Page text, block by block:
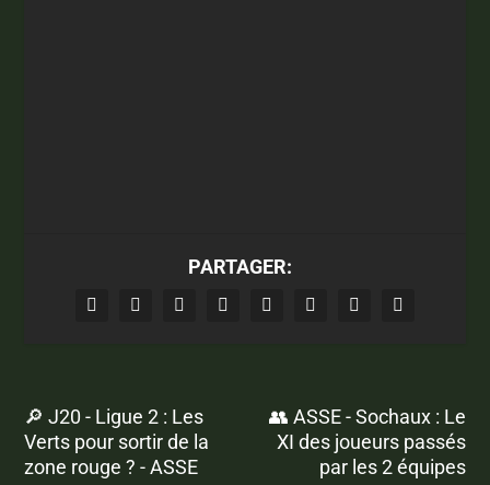
PARTAGER:
🔎 J20 - Ligue 2 : Les
Verts pour sortir de la
zone rouge ? - ASSE
👥 ASSE - Sochaux : Le
XI des joueurs passés
par les 2 équipes